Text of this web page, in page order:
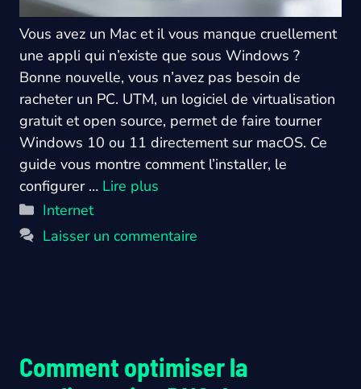
Vous avez un Mac et il vous manque cruellement
une appli qui n’existe que sous Windows ?
Bonne nouvelle, vous n’avez pas besoin de
racheter un PC. UTM, un logiciel de virtualisation
gratuit et open source, permet de faire tourner
Windows 10 ou 11 directement sur macOS. Ce
guide vous montre comment l’installer, le
configurer … Lire plus
Catégories
Internet
Laisser un commentaire
Comment optimiser la